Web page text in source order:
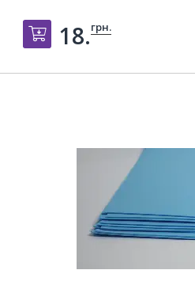
Добавить в корзину
18.грн.